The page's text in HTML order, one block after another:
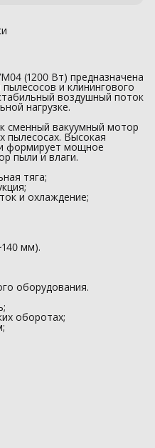
(1200 Вт) предназначена
и клинингового
воздушный поток
нагрузке.
сменный вакуумный мотор
пылесосах. Высокая
формирует мощное
пыли и влаги.
тяга;
и охлаждение;
мм).
оборудования.
оборотах;